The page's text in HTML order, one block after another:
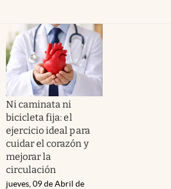
Ni caminata ni
bicicleta fija: el
ejercicio ideal para
cuidar el corazón y
mejorar la
circulación
jueves, 09 de Abril de